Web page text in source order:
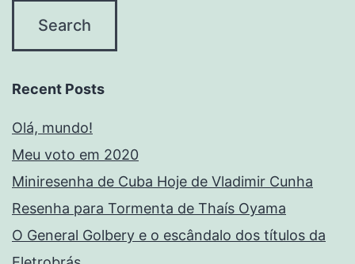
Recent Posts
Olá, mundo!
Meu voto em 2020
Miniresenha de Cuba Hoje de Vladimir Cunha
Resenha para Tormenta de Thaís Oyama
O General Golbery e o escândalo dos títulos da